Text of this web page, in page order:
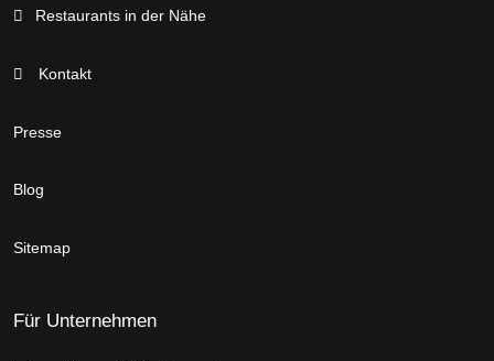
Restaurants in der Nähe
Kontakt
Presse
Blog
Sitemap
Für Unternehmen